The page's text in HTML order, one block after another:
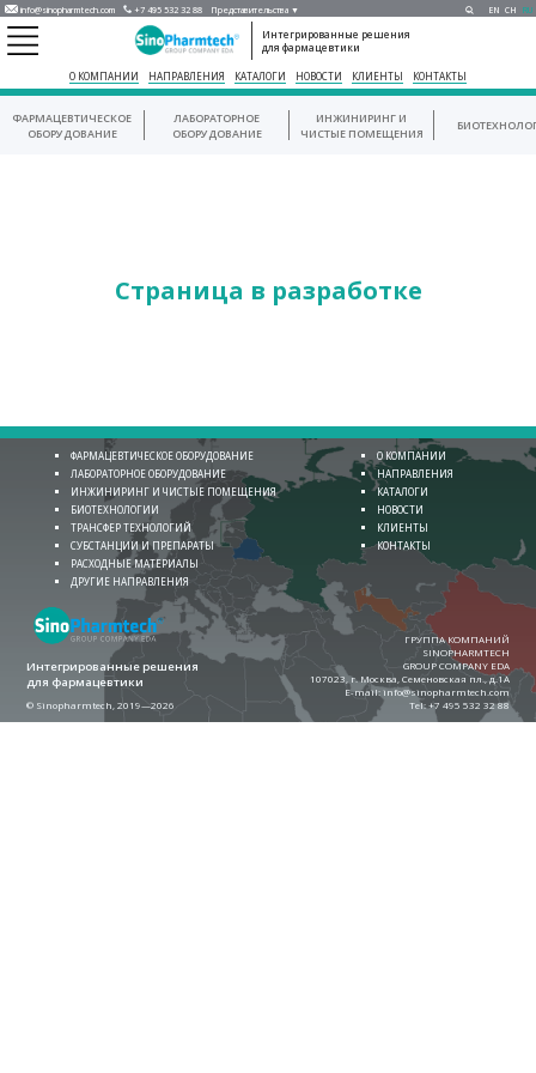
info@sinopharmtech.com +7 495 532 32 88 Представительства ▼ EN CH RU
Интегрированные решения
для фармацевтики
О КОМПАНИИ НАПРАВЛЕНИЯ КАТАЛОГИ НОВОСТИ КЛИЕНТЫ КОНТАКТЫ
ФАРМАЦЕВТИЧЕСКОЕ
ОБОРУДОВАНИЕ
ЛАБОРАТОРНОЕ
ОБОРУДОВАНИЕ
ИНЖИНИРИНГ И
ЧИСТЫЕ ПОМЕЩЕНИЯ
Страница в разработке
Интегрированные решения
для фармацевтики
© Sinopharmtech, 2019—2026
ФАРМАЦЕВТИЧЕСКОЕ ОБОРУДОВАНИЕ
ЛАБОРАТОРНОЕ ОБОРУДОВАНИЕ
ИНЖИНИРИНГ И ЧИСТЫЕ ПОМЕЩЕНИЯ
БИОТЕХНОЛОГИИ
ТРАНСФЕР ТЕХНОЛОГИЙ
СУБСТАНЦИИ И ПРЕПАРАТЫ
РАСХОДНЫЕ МАТЕРИАЛЫ
ДРУГИЕ НАПРАВЛЕНИЯ
О КОМПАНИИ
НАПРАВЛЕНИЯ
КАТАЛОГИ
НОВОСТИ
КЛИЕНТЫ
КОНТАКТЫ
ГРУППА КОМПАНИЙ
SINOPHARMTECH
GROUP COMPANY EDA
107023, г. Москва, Семеновская пл., д.1А
E-mail:info@sinopharmtech.com
Теl:+7 495 532 32 88